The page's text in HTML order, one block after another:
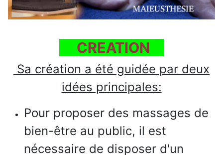
CREATION
Sa création a été guidée par deux
idées principales:
Pour proposer des massages de
bien-être au public, il est
nécessaire de disposer d'un